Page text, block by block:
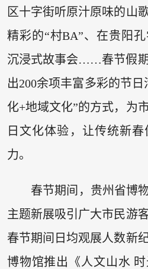
区十字街听原汁原味的山
精彩的“村BA”、在贵阳
沉浸式故事会……春节假
出200余项丰富多彩的节
化+地域文化”的方式，为
日文化体验，让传统新
力。
春节期间，贵州省博
主题新展吸引广大市民游
春节期间日均观展人数新
博物馆推出《人文山水